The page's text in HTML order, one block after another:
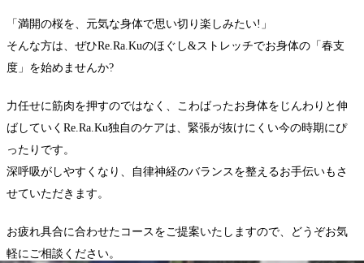
「満開の桜を、元気な身体で思い切り楽しみたい!」
そんな方は、ぜひRe.Ra.Kuのほぐし&ストレッチでお身体の「春支
度」を始めませんか?
力任せに筋肉を押すのではなく、こわばったお身体をじんわりと伸
ばしていくRe.Ra.Ku独自のケアは、緊張が抜けにくい今の時期にぴ
ったりです。
深呼吸がしやすくなり、自律神経のバランスを整えるお手伝いもさ
せていただきます。
お疲れ具合に合わせたコースをご提案いたしますので、どうぞお気
軽にご相談ください。